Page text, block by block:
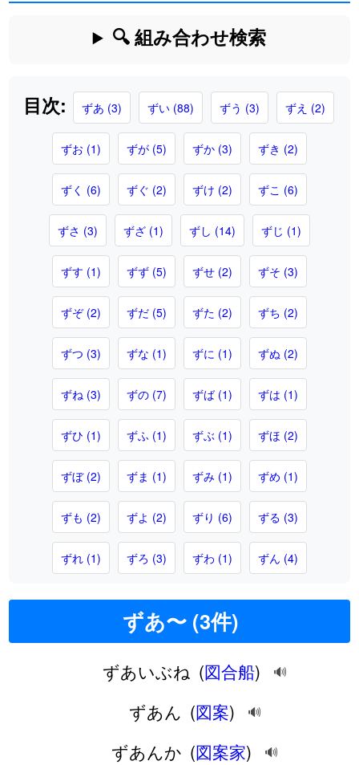
🔍 組み合わせ検索
目次: ずあ (3) ずい (88) ずう (3) ずえ (2)
ずお (1) ずが (5) ずか (3) ずき (2)
ずく (6) ずぐ (2) ずけ (2) ずこ (6)
ずさ (3) ずざ (1) ずし (14) ずじ (1)
ずす (1) ずず (5) ずせ (2) ずそ (3)
ずぞ (2) ずだ (5) ずた (2) ずち (2)
ずつ (3) ずな (1) ずに (1) ずぬ (2)
ずね (3) ずの (7) ずば (1) ずは (1)
ずひ (1) ずふ (1) ずぶ (1) ずほ (2)
ずぼ (2) ずま (1) ずみ (1) ずめ (1)
ずも (2) ずよ (2) ずり (6) ずる (3)
ずれ (1) ずろ (3) ずわ (1) ずん (4)
ずあ〜 (3件)
ずあいぶね (図合船) 🔊
ずあん (図案) 🔊
ずあんか (図案家) 🔊